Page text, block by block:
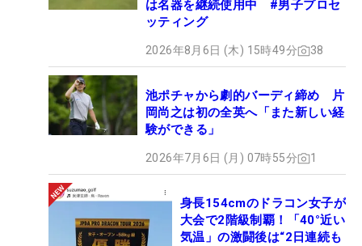
は名器を継続使用中 #男子プロセ
ッティング
2026年8月6日 (木) 15時49分 38
池ポチャから劇的バーディ締め 片
岡尚之は初の全英へ「また新しい経
験ができる」
2026年7月6日 (月) 07時55分 1
身長154cmのドラコン女子が
大会で2階級制覇！「40°近い
気温」の激闘後は“2日連続も